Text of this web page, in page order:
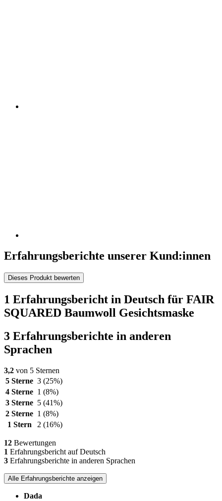
Erfahrungsberichte unserer Kund:innen
Dieses Produkt bewerten
1 Erfahrungsbericht in Deutsch für FAIR
SQUARED Baumwoll Gesichtsmaske
3 Erfahrungsberichte in anderen
Sprachen
3,2 von 5 Sternen
5 Sterne 3 (25%)
4 Sterne 1 (8%)
3 Sterne 5 (41%)
2 Sterne 1 (8%)
1 Stern
2 (16%)
12 Bewertungen
1 Erfahrungsbericht auf Deutsch
3 Erfahrungsberichte in anderen Sprachen
Alle Erfahrungsberichte anzeigen
Dada